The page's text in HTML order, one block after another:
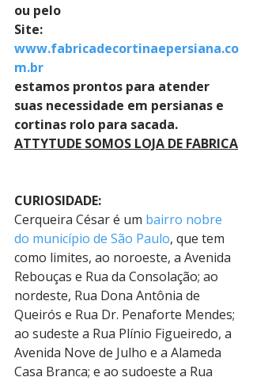
ou pelo
Site:
www.fabricadecortinaepersiana.co
m.br
estamos prontos para atender
suas necessidade em persianas e
cortinas rolo para sacada.
ATTYTUDE SOMOS LOJA DE FABRICA
CURIOSIDADE:
Cerqueira César é um bairro nobre
do município de São Paulo, que tem
como limites, ao noroeste, a Avenida
Rebouças e Rua da Consolação; ao
nordeste, Rua Dona Antônia de
Queirós e Rua Dr. Penaforte Mendes;
ao sudeste a Rua Plínio Figueiredo, a
Avenida Nove de Julho e a Alameda
Casa Branca; e ao sudoeste a Rua